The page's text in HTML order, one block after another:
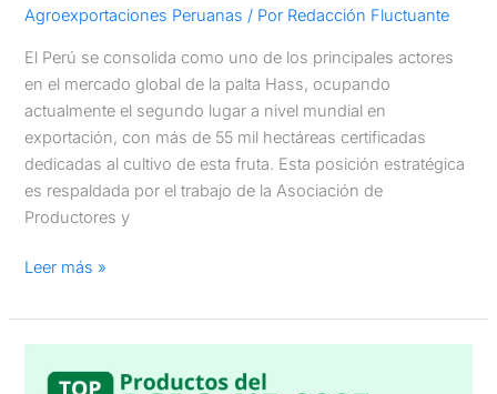
Agroexportaciones Peruanas / Por Redacción Fluctuante
El Perú se consolida como uno de los principales actores
en el mercado global de la palta Hass, ocupando
actualmente el segundo lugar a nivel mundial en
exportación, con más de 55 mil hectáreas certificadas
dedicadas al cultivo de esta fruta. Esta posición estratégica
es respaldada por el trabajo de la Asociación de
Productores y
Leer más »
2025: